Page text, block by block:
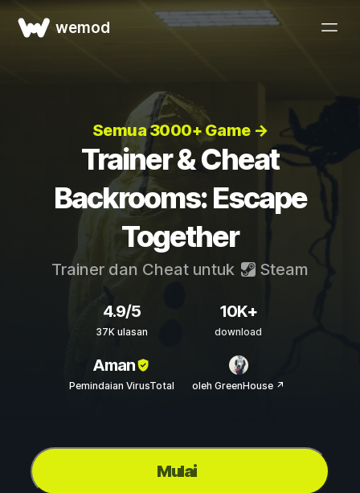
wemod
Semua 3000+ Game →
Trainer & Cheat
Backrooms: Escape
Together
Trainer dan Cheat untuk Steam
4.9/5
37K ulasan
10K+
download
Aman
Pemindaian VirusTotal oleh GreenHouse ↗
Mulai